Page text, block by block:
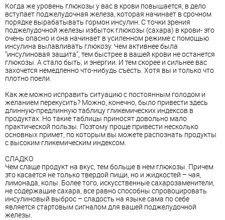
Когда же уровень глюкозы у вас в крови повышается, в дело
вступает поджелудочная железа, которая начинает в срочном
порядке вырабатывать гормон инсулин. С точки зрения
поджелудочной железы избыток глюкозы (сахара) в крови- это
очень опасно и она начинает в усиленном режиме с помощью
инсулина вылавливать глюкозу. Чем активнее была
“инсулиновая защита”, тем быстрее в вашей крови не останется
глюкозы. А стало быть, и энергии. И тем скорее и сильнее вас
захочется немедленно что-нибудь съесть. Хотя вы и только что
плотно поели.
Как же можно исправить ситуацию с постоянным голодом и
желанием перекусить? Можно, конечно, было привести здесь
длинную-предлинную таблицу гликемических индексов в
продуктах. Но такие таблицы приносят довольно мало
практической пользы. Поэтому проще привести несколько
основных примет, по которым вы можете распознать продукты
с высоким гликемическим индексом.
СЛАДКО
Чем слаще продукт на вкус, тем больше в нем глюкозы. Причем
это касается не только твердой пищи, но и жидкостей – чая,
лимонада, колы. Более того, искусственные сахарозаменители,
не содержащие сахара, все равно способны спровоцировать
инсулиновый выброс – сладость на языке сама по себе
является стартовым сигналом для вашей поджелудочной
железы.